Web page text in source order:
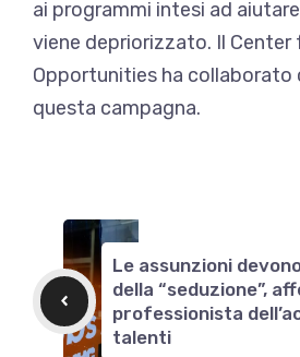
ai programmi intesi ad
viene depriorizzato. Il
Opportunities ha collaborato
questa campagna.
Le assunzioni
della “seduzione”,
professionista
talenti